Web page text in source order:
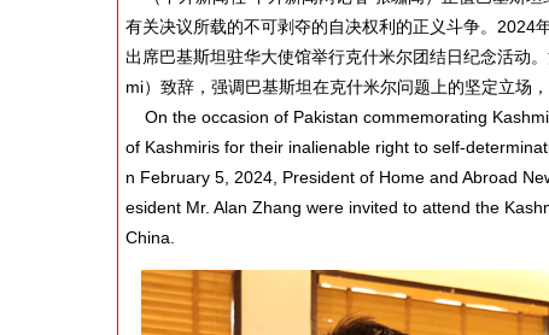
有关决议所载的不可剥夺的自决权利的正义斗争。2024
出席巴基斯坦驻华大使馆举行克什米尔团结日纪念活动
mi）致辞，强调巴基斯坦在克什米尔问题上的坚定立场
On the occasion of Pakistan commemorating
of Kashmiris for their inalienable right to self-
n February 5, 2024, President of Home and Abroad
esident Mr. Alan Zhang were invited to attend the
China.